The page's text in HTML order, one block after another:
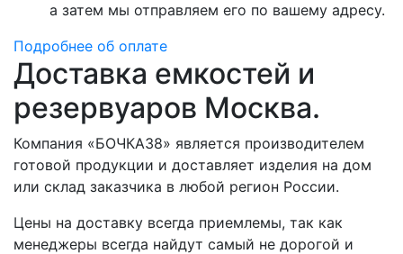
а затем мы отправляем его по вашему адресу.
Подробнее об оплате
Доставка емкостей и
резервуаров Москва.
Компания «БОЧКА38» является производителем
готовой продукции и доставляет изделия на дом
или склад заказчика в любой регион России.
Цены на доставку всегда приемлемы, так как
менеджеры всегда найдут самый не дорогой и